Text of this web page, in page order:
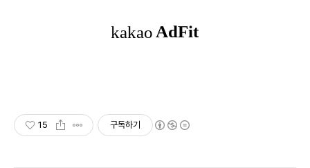
15 구독하기